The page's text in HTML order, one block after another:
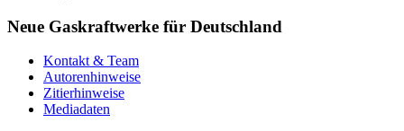
Neue Gaskraftwerke für Deutschland
Kontakt & Team
Autorenhinweise
Zitierhinweise
Mediadaten